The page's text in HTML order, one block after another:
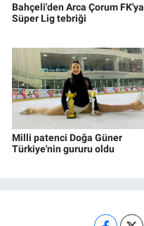
Bahçeli'den Arca Çorum FK'ya
Süper Lig tebriği
Milli patenci Doğa Güner
Türkiye'nin gururu oldu